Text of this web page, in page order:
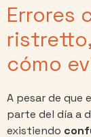
Errores
cómo
A pesar de que
parte del día a
existiendo